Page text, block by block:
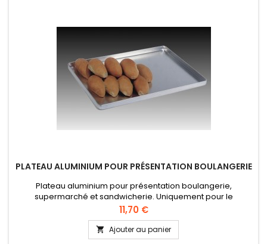
PLATEAU ALUMINIUM POUR PRÉSENTATION BOULANGERIE
Plateau aluminium pour présentation boulangerie,
supermarché et sandwicherie. Uniquement pour le
stockage, le service (distribution) et la présentation Tôle
aluminium avec bords roulés (sans soudures) 5 dimensions
disponibles Hauteur 20 mm
Prix
11,70 €
 Ajouter au panier